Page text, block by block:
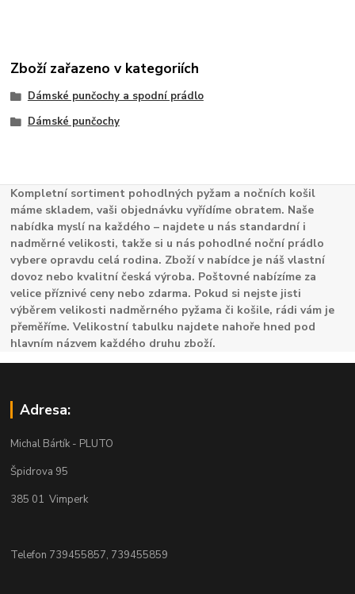
Zboží zařazeno v kategoriích
Dámské punčochy a spodní prádlo
Dámské punčochy
Kompletní sortiment pohodlných pyžam a nočních košil
máme skladem, vaši objednávku vyřídíme obratem. Naše
nabídka myslí na každého – najdete u nás standardní i
nadměrné velikosti, takže si u nás pohodlné noční prádlo
vybere opravdu celá rodina. Zboží v nabídce je náš vlastní
dovoz nebo kvalitní česká výroba. Poštovné nabízíme za
velice příznivé ceny nebo zdarma. Pokud si nejste jisti
výběrem velikosti nadměrného pyžama či košile, rádi vám je
přeměříme. Velikostní tabulku najdete nahoře hned pod
hlavním názvem každého druhu zboží.
Adresa:
Michal Bártík - PLUTO
Špidrova 95
385 01 Vimperk
Telefon 739455857, 739455859